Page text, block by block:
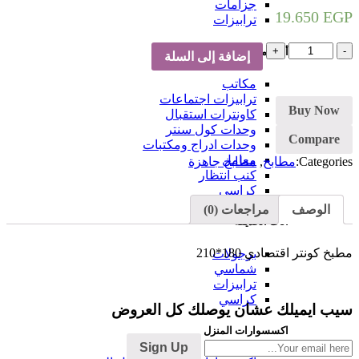
جزامات
ترابيزات
أثاث مكتبي
مكاتب
ترابيزات اجتماعات
كاونترات استقبال
وحدات كول سنتر
وحدات ادراج ومكتبات
معامل
كنب انتظار
كراسي
أثاث الحديقة
برجولات
شماسي
ترابيزات
كراسي
اكسسوارات المنزل
19.650 EGP
كمية
إضافة إلى السلة
Buy Now
Compare
Categories: مطابخ, مطابخ جاهزة
الوصف مراجعات (0)
مطبخ كونتر اقتصادي 180*210
سيب ايميلك عشان يوصلك كل العروض
Sign Up